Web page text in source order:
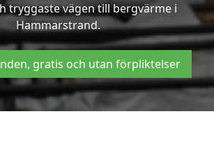
tryggaste vägen till bergvärme i
Hammarstrand.
gratis och utan förpliktelser